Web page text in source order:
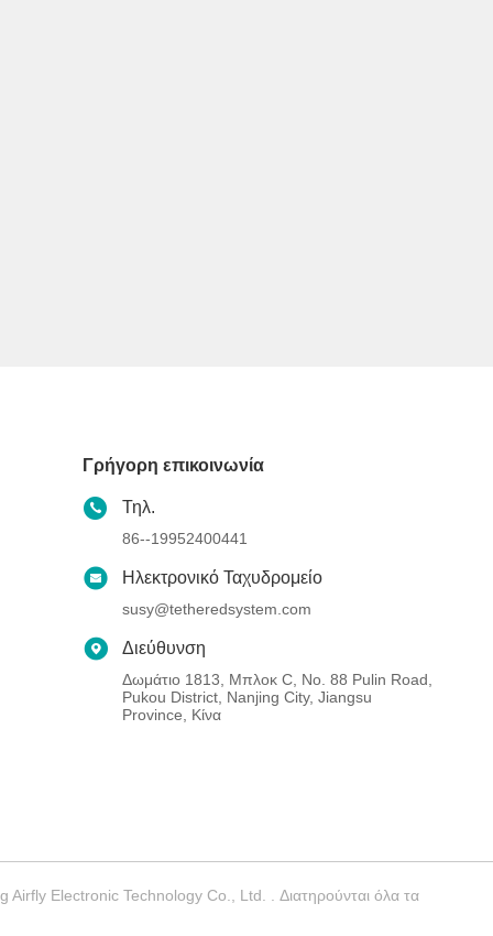
Γρήγορη επικοινωνία
Τηλ.
86--19952400441
Ηλεκτρονικό Ταχυδρομείο
susy@tetheredsystem.com
Διεύθυνση
Δωμάτιο 1813, Μπλοκ C, No. 88 Pulin Road,
Pukou District, Nanjing City, Jiangsu
Province, Κίνα
Airfly Electronic Technology Co., Ltd. . Διατηρούνται όλα τα